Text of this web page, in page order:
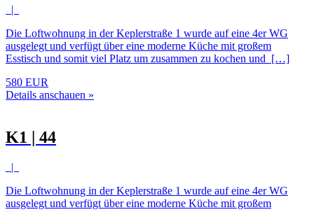
|
Die Loftwohnung in der Keplerstraße 1 wurde auf eine 4er WG
ausgelegt und verfügt über eine moderne Küche mit großem
Esstisch und somit viel Platz um zusammen zu kochen und […]
580 EUR
Details anschauen »
K1 | 44
|
Die Loftwohnung in der Keplerstraße 1 wurde auf eine 4er WG
ausgelegt und verfügt über eine moderne Küche mit großem